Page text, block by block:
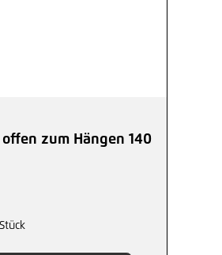
offen zum Hängen 140